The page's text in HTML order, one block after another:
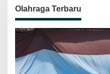
Olahraga Terbaru